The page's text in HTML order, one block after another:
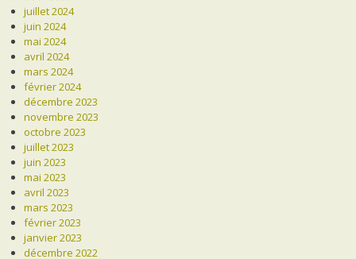
juillet 2024
juin 2024
mai 2024
avril 2024
mars 2024
février 2024
décembre 2023
novembre 2023
octobre 2023
juillet 2023
juin 2023
mai 2023
avril 2023
mars 2023
février 2023
janvier 2023
décembre 2022